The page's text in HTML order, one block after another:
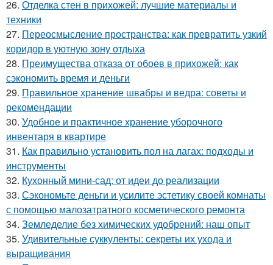
26. Отделка стен в прихожей: лучшие материалы и
техники
27. Переосмысление пространства: как превратить узкий
коридор в уютную зону отдыха
28. Преимущества отказа от обоев в прихожей: как
сэкономить время и деньги
29. Правильное хранение швабры и ведра: советы и
рекомендации
30. Удобное и практичное хранение уборочного
инвентаря в квартире
31. Как правильно установить пол на лагах: подходы и
инструменты
32. Кухонный мини-сад: от идеи до реализации
33. Сэкономьте деньги и усилите эстетику своей комнаты
с помощью малозатратного косметического ремонта
34. Земледелие без химических удобрений: наш опыт
35. Удивительные суккуленты: секреты их ухода и
выращивания